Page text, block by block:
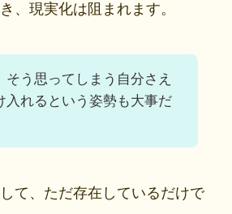
、現実化は阻まれます。
そう思ってしまう自分さえ
入れるという姿勢も大事だ
て、ただ存在しているだけで